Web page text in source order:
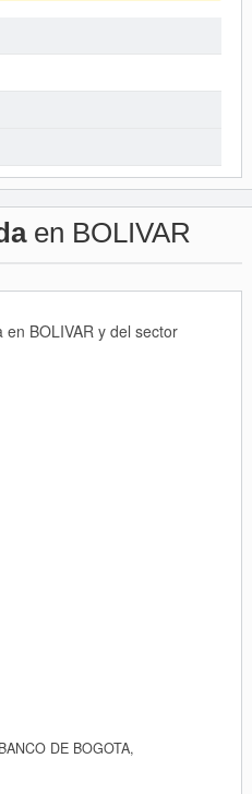
en BOLIVAR
BOLIVAR y del sector
DE BOGOTA,